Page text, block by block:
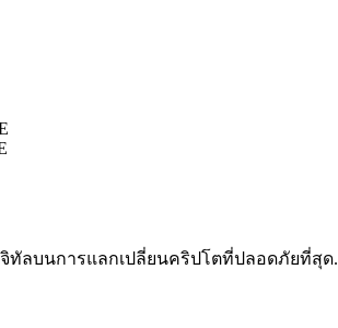
ค่าคอมมิชชั่นการคัดลอกการซื้อขาย
ทัลบนการแลกเปลี่ยนคริปโตที่ปลอดภัยที่สุด.